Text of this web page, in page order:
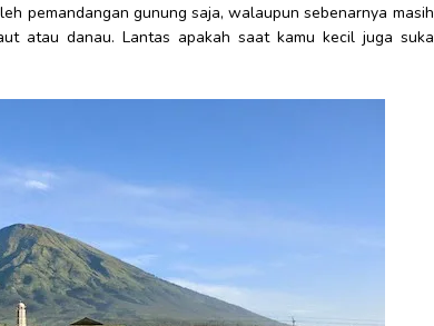
pemandangan gunung saja, walaupun sebenarnya masih
atau danau. Lantas apakah saat kamu kecil juga suka